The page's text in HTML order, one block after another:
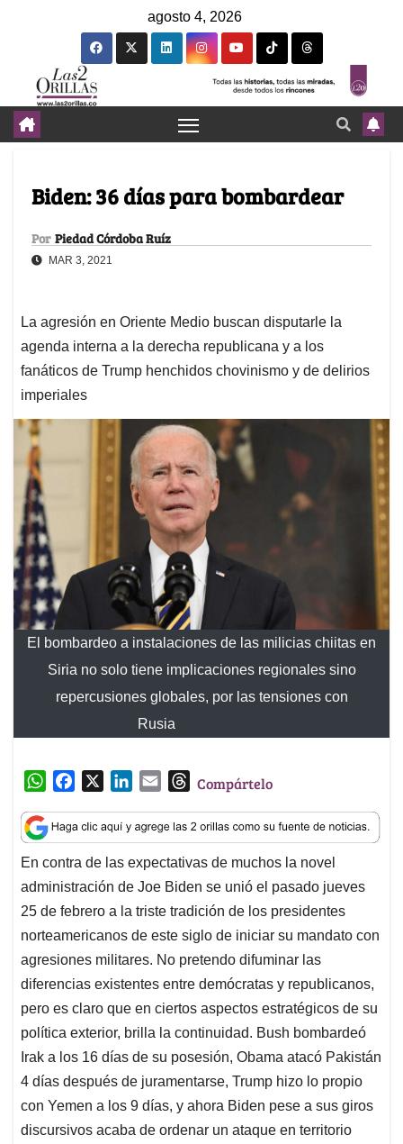
agosto 4, 2026
Biden: 36 días para bombardear
Por Piedad Córdoba Ruíz
MAR 3, 2021
La agresión en Oriente Medio buscan disputarle la
agenda interna a la derecha republicana y a los
fanáticos de Trump henchidos chovinismo y de delirios
imperiales
El bombardeo a instalaciones de las milicias chiitas en
Siria no solo tiene implicaciones regionales sino
repercusiones globales, por las tensiones con
Rusia
W
a
t
s
A
p
p
c
e
b
o
o
k
n
k
e
d
I
n
a
i
l
T
r
e
a
d
s
Compártelo
En contra de las expectativas de muchos la novel
administración de Joe Biden se unió el pasado jueves
25 de febrero a la triste tradición de los presidentes
norteamericanos de este siglo de iniciar su mandato con
agresiones militares. No pretendo difuminar las
diferencias existentes entre demócratas y republicanos,
pero es claro que en ciertos aspectos estratégicos de su
política exterior, brilla la continuidad. Bush bombardeó
Irak a los 16 días de su posesión, Obama atacó Pakistán
4 días después de juramentarse, Trump hizo lo propio
con Yemen a los 9 días, y ahora Biden pese a sus giros
discursivos acaba de ordenar un ataque en territorio